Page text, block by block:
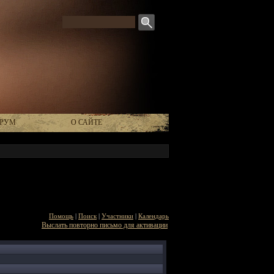
О САЙТЕ
Помощь | Поиск | Участники | Календарь
Выслать повторно письмо для активации